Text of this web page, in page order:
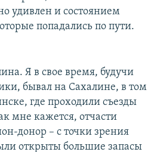
удивлен и состоянием
попадались по пути.
Я в свое время, будучи
бывал на Сахалине, в том
где проходили съезды
мне кажется, отчасти
донор – с точки зрения
открыты большие запасы